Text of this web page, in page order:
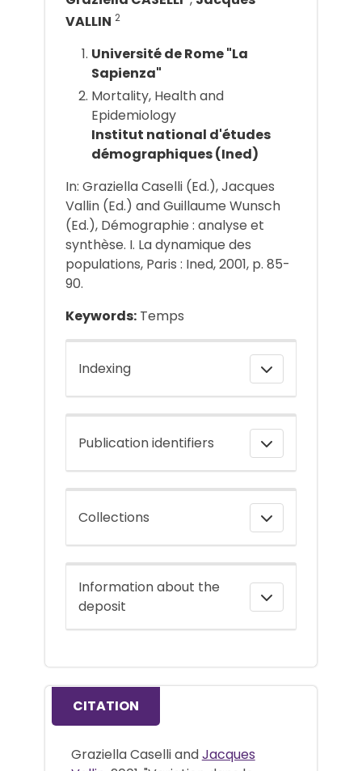
VALLIN 2
Université de Rome "La
Sapienza"
Mortality, Health and
Epidemiology
Institut national d'études
démographiques (Ined)
In: Graziella Caselli (Ed.), Jacques
Vallin (Ed.) and Guillaume Wunsch
(Ed.), Démographie : analyse et
synthèse. I. La dynamique des
populations, Paris : Ined, 2001, p. 85-
90.
Keywords: Temps
Indexing
Publication identifiers
Collections
Information about the
deposit
CITATION
Graziella Caselli andJacques